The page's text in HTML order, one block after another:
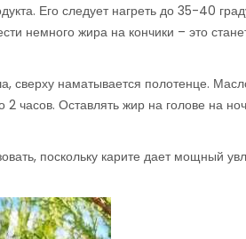
Его следует нагреть до 35-40
немного жира на кончики – это
сверху наматывается полотенце.
часов. Оставлять жир на голове на
поскольку карите дает мощный